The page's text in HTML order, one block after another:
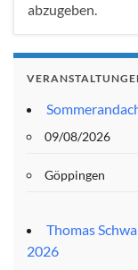
abzugeben.
09/08/2026
Göppingen
Thomas
2026